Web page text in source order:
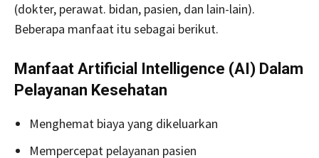
(dokter, perawat. bidan, pasien, dan lain-lain).
Beberapa manfaat itu sebagai berikut.
Manfaat Artificial Intelligence (AI) Dalam
Pelayanan Kesehatan
Menghemat biaya yang dikeluarkan
Mempercepat pelayanan pasien